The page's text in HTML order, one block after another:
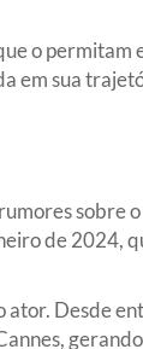
o permitam
em sua
sobre o
de 2024,
ator. Desde